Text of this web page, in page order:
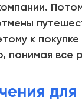
к
понимая все
для